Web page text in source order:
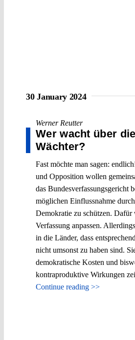
30 January 2024
Werner Reutter
Wer wacht über die
Wächter?
Fast möchte man sagen:
und Opposition wollen
das Bundesverfassungsgericht
möglichen Einflussnahme
Demokratie zu schützen. Dafür
Verfassung anpassen.
in die Länder, dass
nicht umsonst zu haben sind.
demokratische Kosten und
kontraproduktive Wirkungen
Continue reading >>